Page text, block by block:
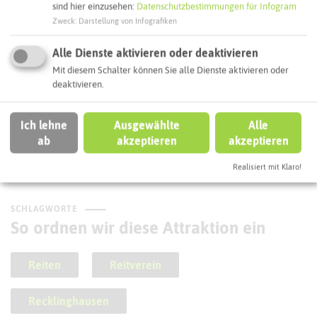
Franzi´s Hofladen
SCHLAGWORTE
So ordnen wir diese Attraktion ein
Reiten Reitverein
Recklinghausen
sind hier einzusehen: Datenschutzbestimmungen für Infogram
Zweck Darstellung von Infografiken
Alle Dienste aktivieren oder deaktivieren
Mit diesem Schalter können Sie alle Dienste aktivieren oder
deaktivieren.
Ich lehne
ab
Ausgewählte
akzeptieren
Alle
akzeptieren
Realisiert mit Klaro!